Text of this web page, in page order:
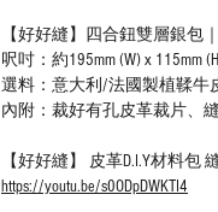
【好好縫】四合鈕雙層銀包
呎吋：約195mm (W) x 115mm
選料：意大利/法國製植鞣牛
內附：裁好有孔皮革裁片、
【好好縫】 皮革D.I.Y材料包
https://youtu.be/s0ODpDWKTI4